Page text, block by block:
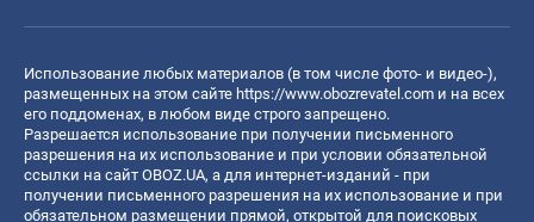
Использование любых материалов (в том числе фото- и видео-),
размещенных на этом сайте https://www.obozrevatel.com и на всех
его поддоменах, в любом виде строго запрещено.
Разрешается использование при получении письменного
разрешения на их использование и при условии обязательной
ссылки на сайт OBOZ.UA, а для интернет-изданий - при
получении письменного разрешения на их использование и при
обязательном размещении прямой, открытой для поисковых